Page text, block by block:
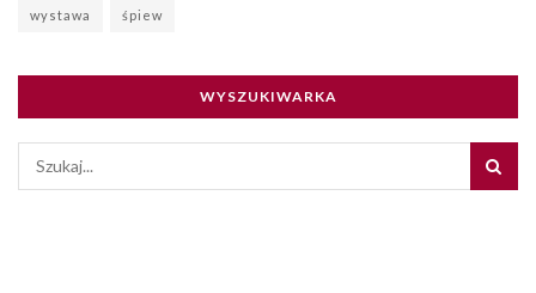
wystawa śpiew
WYSZUKIWARKA